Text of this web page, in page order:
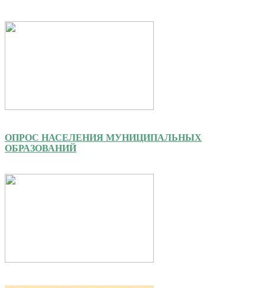
ОПРОС НАСЕЛЕНИЯ МУНИЦИПАЛЬНЫХ
ОБРАЗОВАНИЙ